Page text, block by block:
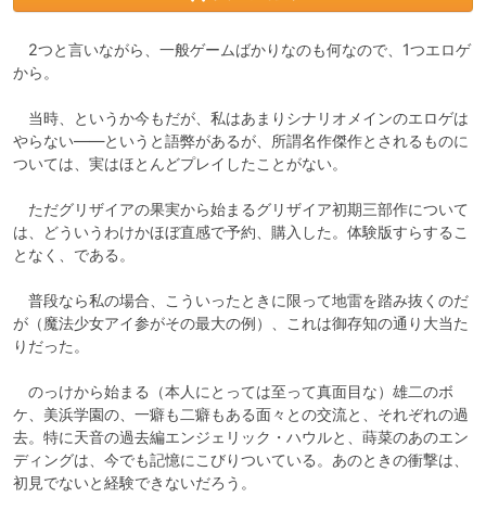
2つと言いながら、一般ゲームばかりなのも何なので、1つエロゲ
から。
当時、というか今もだが、私はあまりシナリオメインのエロゲは
やらない――というと語弊があるが、所謂名作傑作とされるものに
ついては、実はほとんどプレイしたことがない。
ただグリザイアの果実から始まるグリザイア初期三部作について
は、どういうわけかほぼ直感で予約、購入した。体験版すらするこ
となく、である。
普段なら私の場合、こういったときに限って地雷を踏み抜くのだ
が（魔法少女アイ参がその最大の例）、これは御存知の通り大当た
りだった。
のっけから始まる（本人にとっては至って真面目な）雄二のボ
ケ、美浜学園の、一癖も二癖もある面々との交流と、それぞれの過
去。特に天音の過去編エンジェリック・ハウルと、蒔菜のあのエン
ディングは、今でも記憶にこびりついている。あのときの衝撃は、
初見でないと経験できないだろう。